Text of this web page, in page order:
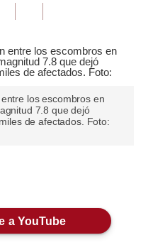
los escombros en
7.8 que dejó
de afectados. Foto:
a YouTube